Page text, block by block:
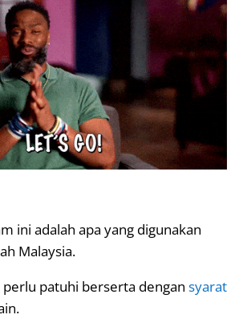
ini adalah apa yang digunakan
Malaysia.
perlu patuhi berserta dengan syarat